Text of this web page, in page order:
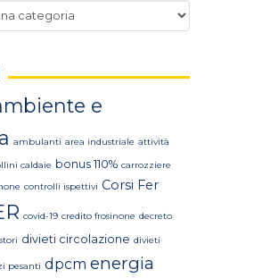
e
ambulanti area industriale attività
caldaie bonus 110% carrozziere
controlli ispettivi Corsi Fer
covid-19 credito frosinone decreto
divieti circolazione divieti
pesanti dpcm energia